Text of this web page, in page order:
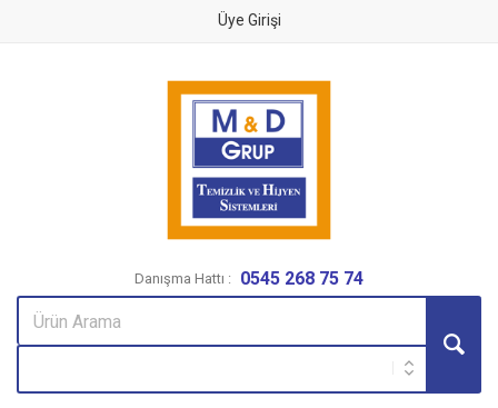
Üye Girişi
Danışma Hattı : 0545 268 75 74